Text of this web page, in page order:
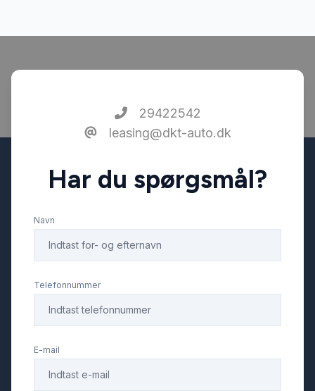
29422542
leasing@dkt-auto.dk
Har du spørgsmål?
Navn
Telefonnummer
E-mail